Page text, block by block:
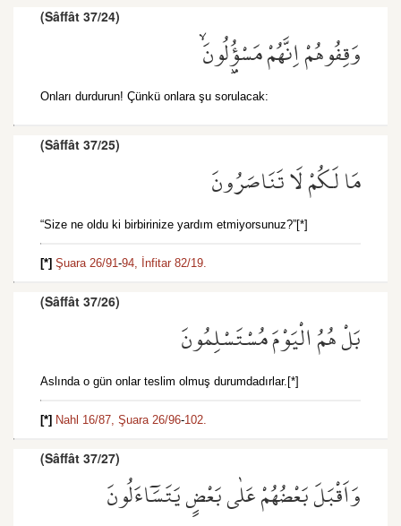
(Sâffât 37/24)
وَقِفُوهُمْ اِنَّهُمْ مَسْؤُ۫لُونَۙ
Onları durdurun! Çünkü onlara şu sorulacak:
(Sâffât 37/25)
مَا لَكُمْ لَا تَنَاصَرُونَ
“Size ne oldu ki birbirinize yardım etmiyorsunuz?”[*]
[*] Şuara 26/91-94, İnfitar 82/19.
(Sâffât 37/26)
بَلْ هُمُ الْيَوْمَ مُسْتَسْلِمُونَ
Aslında o gün onlar teslim olmuş durumdadırlar.[*]
[*] Nahl 16/87, Şuara 26/96-102.
(Sâffât 37/27)
وَاَقْبَلَ بَعْضُهُمْ عَلٰى بَعْضٍ يَتَسَٓاءَلُونَ